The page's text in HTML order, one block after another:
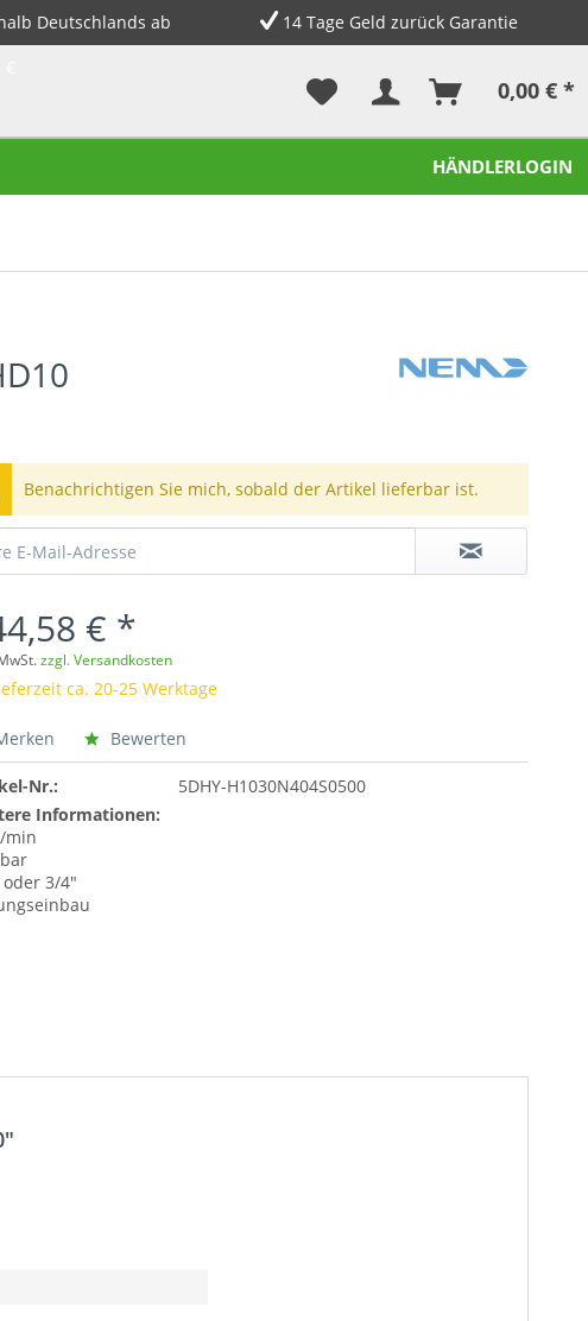
Deutschlands ab
14 Tage Geld zurück Garantie
0,00 € *
HÄNDLERLOGIN
Benachrichtigen Sie mich, sobald der Artikel lieferbar ist.
€ *
zzgl. Versandkosten
ca. 20-25 Werktage
Bewerten
Nr.:
5DHY-H1030N404S0500
Informationen:
min
3/4"